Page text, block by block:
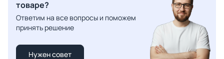
товаре?
Ответим на все вопросы и поможем
принять решение
Нужен совет